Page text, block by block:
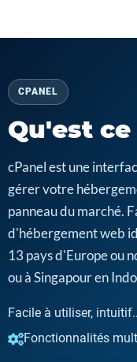
CPANEL
Qu'est
cPanel est une
gérer votre
panneau du marché.
d'hébergement web
13 pays d'Europe ou
ou à Singapour en
Facile à utiliser,
Fonctionnalités